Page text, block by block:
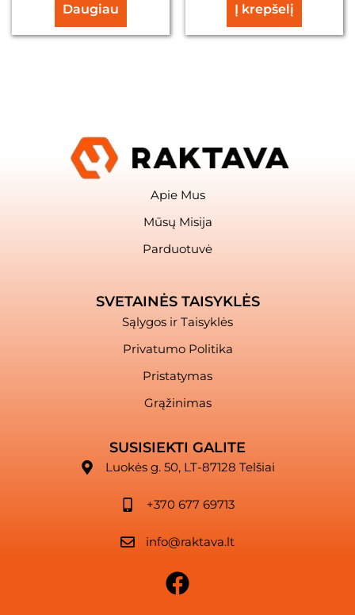
Daugiau Į krepšelį
Apie Mus
Mūsų Misija
Parduotuvė
SVETAINĖS TAISYKLĖS
Sąlygos ir Taisyklės
Privatumo Politika
Pristatymas
Grąžinimas
SUSISIEKTI GALITE
Luokės g. 50, LT-87128 Telšiai
+370 677 69713
info@raktava.lt